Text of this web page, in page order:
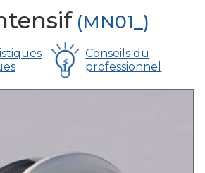
(MN01_)
Conseils du
professionnel